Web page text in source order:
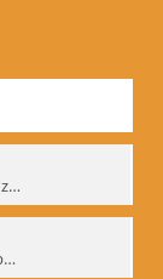
Von der Kunst, lachen und staunen zu machen. Das Meyerhold-Projekt im bat Studiotheater - interne Signatur: BM-prt-63
Keine Sklaven Meyerholds: „Die Unbekannte“ und „Eine gewisse Anzahl Gespräche im bat“ - interne Signatur: BM-prt-64